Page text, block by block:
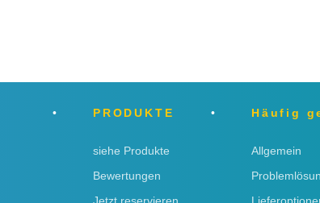
PRODUKTE
siehe Produkte
Bewertungen
Jetzt reservieren
Häufig
Allgemein